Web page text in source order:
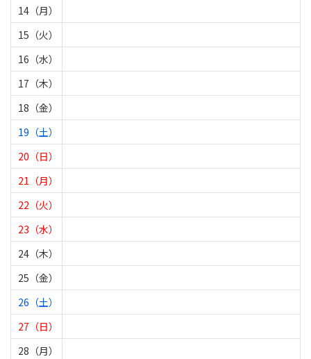
14（月）
15（火）
16（水）
17（木）
18（金）
19（土）
20（日）
21（月）
22（火）
23（水）
24（木）
25（金）
26（土）
27（日）
28（月）